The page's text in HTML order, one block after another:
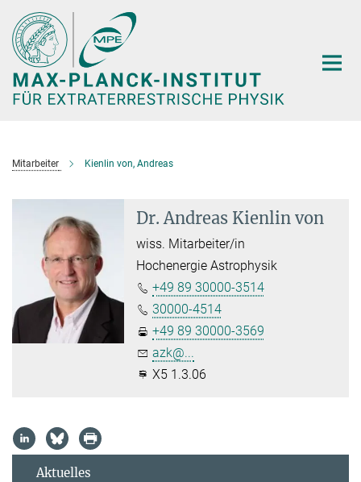
Hauptinhalt
Mitarbeiter Kienlin von, Andreas
Dr. Andreas Kienlin von
wiss. Mitarbeiter/in
Hochenergie Astrophysik
+49 89 30000-3514
30000-4514
+49 89 30000-3569
azk@...
X5 1.3.06
Aktuelles